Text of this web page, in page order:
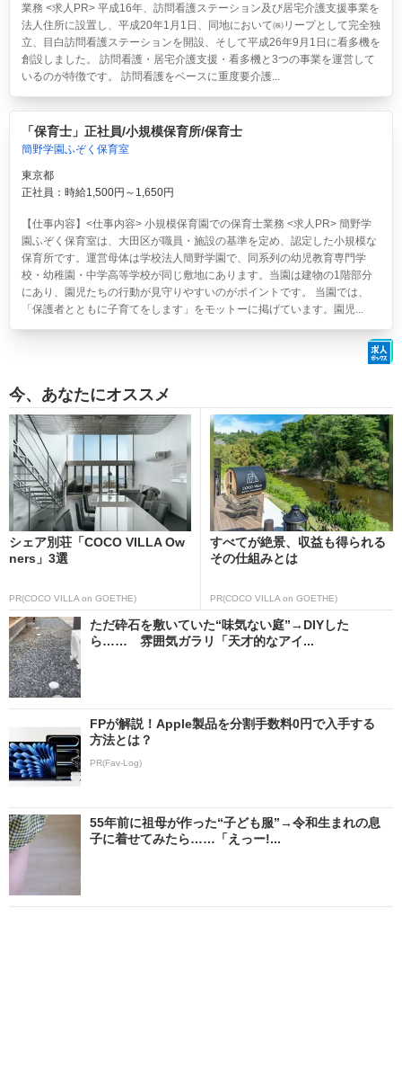
業務 <求人PR> 平成16年、訪問看護ステーション及び居宅介護支援事業を
法人住所に設置し、平成20年1月1日、同地において㈱リープとして完全独
立、目白訪問看護ステーションを開設、そして平成26年9月1日に看多機を
創設しました。 訪問看護・居宅介護支援・看多機と3つの事業を運営して
いるのが特徴です。 訪問看護をベースに重度要介護...
「保育士」正社員/小規模保育所/保育士
簡野学園ふぞく保育室
東京都
正社員：時給1,500円～1,650円
【仕事内容】<仕事内容> 小規模保育園での保育士業務 <求人PR> 簡野学
園ふぞく保育室は、大田区が職員・施設の基準を定め、認定した小規模な
保育所です。運営母体は学校法人簡野学園で、同系列の幼児教育専門学
校・幼稚園・中学高等学校が同じ敷地にあります。当園は建物の1階部分
にあり、園児たちの行動が見守りやすいのがポイントです。 当園では、
「保護者とともに子育てをします」をモットーに掲げています。園児...
今、あなたにオススメ
シェア別荘「COCO VILLA Ow
ners」3選
PR(COCO VILLA on GOETHE)
すべてが絶景、収益も得られる
その仕組みとは
PR(COCO VILLA on GOETHE)
ただ砕石を敷いていた“味気ない庭”→DIYした
ら…… 雰囲気ガラリ「天才的なアイ...
FPが解説！Apple製品を分割手数料0円で入手する
方法とは？
PR(Fav-Log)
55年前に祖母が作った“子ども服”→令和生まれの息
子に着せてみたら……「えっー!...